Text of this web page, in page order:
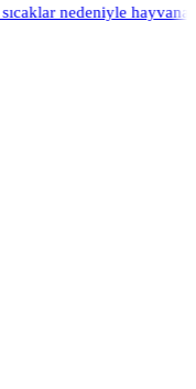
bahçesinde üç